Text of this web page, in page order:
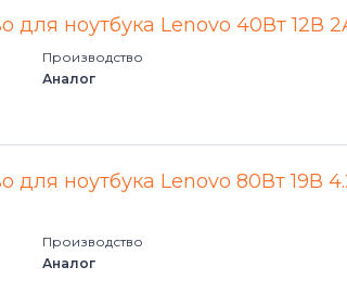
для ноутбука Lenovo 40Вт 12В
Производство
Аналог
для ноутбука Lenovo 80Вт 19В
Производство
Аналог